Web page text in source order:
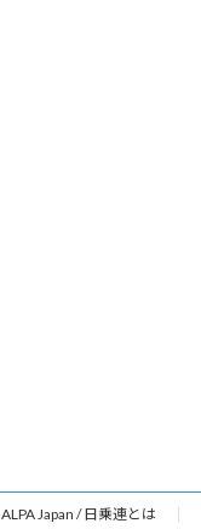
ALPA Japan / 日乗連とは